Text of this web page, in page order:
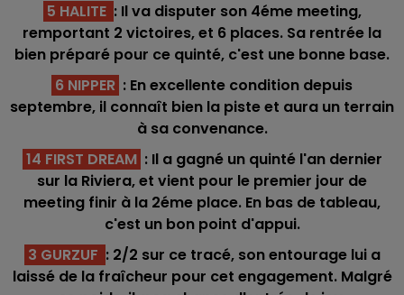
5 HALITE : Il va disputer son 4éme meeting,
remportant 2 victoires, et 6 places. Sa rentrée la
bien préparé pour ce quinté, c'est une bonne base.
6 NIPPER : En excellente condition depuis
septembre, il connaît bien la piste et aura un terrain
à sa convenance.
14 FIRST DREAM : Il a gagné un quinté l'an dernier
sur la Riviera, et vient pour le premier jour de
meeting finir à la 2éme place. En bas de tableau,
c'est un bon point d'appui.
3 GURZUF : 2/2 sur ce tracé, son entourage lui a
laissé de la fraîcheur pour cet engagement. Malgré